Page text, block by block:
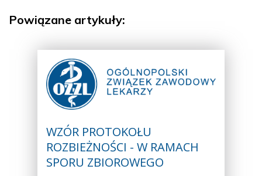
Powiązane artykuły:
WZÓR PROTOKOŁU
ROZBIEŻNOŚCI - W RAMACH
SPORU ZBIOROWEGO